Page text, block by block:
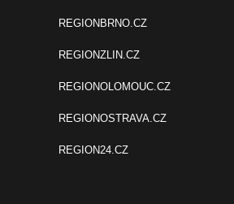
REGIONBRNO.CZ
REGIONZLIN.CZ
REGIONOLOMOUC.CZ
REGIONOSTRAVA.CZ
REGION24.CZ